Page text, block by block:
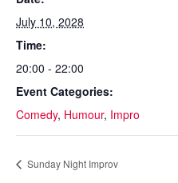
July 10, 2028
Time:
20:00 - 22:00
Event Categories:
Comedy, Humour, Impro
Sunday Night Improv